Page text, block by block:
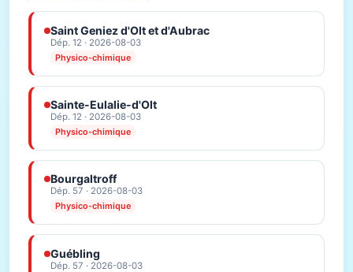
Saint Geniez d'Olt et d'Aubrac
Dép. 12 · 2026-08-03
Physico-chimique
Sainte-Eulalie-d'Olt
Dép. 12 · 2026-08-03
Physico-chimique
Bourgaltroff
Dép. 57 · 2026-08-03
Physico-chimique
Guébling
Dép. 57 · 2026-08-03